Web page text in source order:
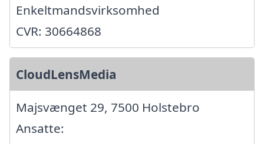
Enkeltmandsvirksomhed
CVR: 30664868
CloudLensMedia
Majsvænget 29, 7500 Holstebro
Ansatte: